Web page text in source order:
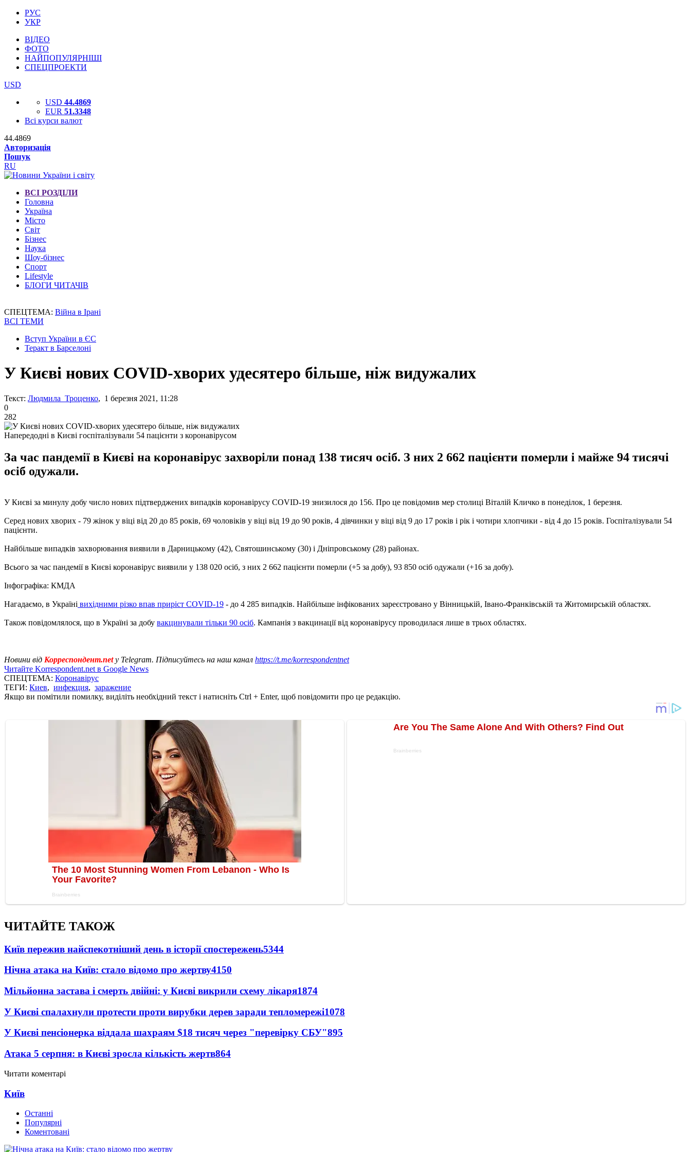
РУС
УКР
ВІДЕО
ФОТО
НАЙПОПУЛЯРНІШІ
СПЕЦПРОЕКТИ
USD
USD 44.4869
EUR 51.3348
Всі курси валют
44.4869
Авторизація
Пошук
RU
ВСІ РОЗДІЛИ
Головна
Україна
Місто
Світ
Бізнес
Наука
Шоу-бізнес
Спорт
Lifestyle
БЛОГИ ЧИТАЧІВ
СПЕЦТЕМА: Війна в Ірані
ВСІ ТЕМИ
Вступ України в ЄС
Теракт в Барселоні
У Києві нових COVID-хворих удесятеро більше, ніж видужалих
Текст: Людмила Троценко, 1 березня 2021, 11:28
0
282
Напередодні в Києві госпіталізували 54 пацієнти з коронавірусом
За час пандемії в Києві на коронавірус захворіли понад 138 тисяч осіб. З них 2 662 пацієнти померли і майже 94 тисячі
осіб одужали.
У Києві за минулу добу число нових підтверджених випадків коронавірусу COVID-19 знизилося до 156. Про це повідомив мер столиці Віталій Кличко в понеділок, 1 березня.
Серед нових хворих - 79 жінок у віці від 20 до 85 років, 69 чоловіків у віці від 19 до 90 років, 4 дівчинки у віці від 9 до 17 років і рік і чотири хлопчики - від 4 до 15 років. Госпіталізували 54
пацієнти.
Найбільше випадків захворювання виявили в Дарницькому (42), Святошинському (30) і Дніпровському (28) районах.
Всього за час пандемії в Києві коронавірус виявили у 138 020 осіб, з них 2 662 пацієнти померли (+5 за добу), 93 850 осіб одужали (+16 за добу).
Інфографіка: КМДА
Нагадаємо, в Україні вихідними різко впав приріст COVID-19 - до 4 285 випадків. Найбільше інфікованих зареєстровано у Вінницькій, Івано-Франківській та Житомирській областях.
Також повідомлялося, що в Україні за добу вакцинували тільки 90 осіб. Кампанія з вакцинації від коронавірусу проводилася лише в трьох областях.
Новини від Корреспондент.netу Telegram. Підписуйтесь на наш канал https://t.me/korrespondentnet
Читайте Korrespondent.net в Google News
СПЕЦТЕМА: Коронавірус
ТЕГИ: Киев, инфекция, заражение
Якщо ви помітили помилку, виділіть необхідний текст і натисніть Ctrl + Enter, щоб повідомити про це редакцію.
ЧИТАЙТЕ ТАКОЖ
Київ пережив найспекотніший день в історії спостережень5344
Нічна атака на Київ: стало відомо про жертву4150
Мільйонна застава і смерть двійні: у Києві викрили схему лікаря1874
У Києві спалахнули протести проти вирубки дерев заради тепломережі1078
У Києві пенсіонерка віддала шахраям $18 тисяч через "перевірку СБУ"895
Атака 5 серпня: в Києві зросла кількість жертв864
Читати коментарі
Київ
Останні
Популярні
Коментовані